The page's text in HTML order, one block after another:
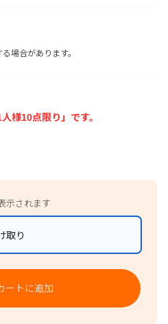
場合があります。
様10点限り」です。
示されます
取り
ートに追加